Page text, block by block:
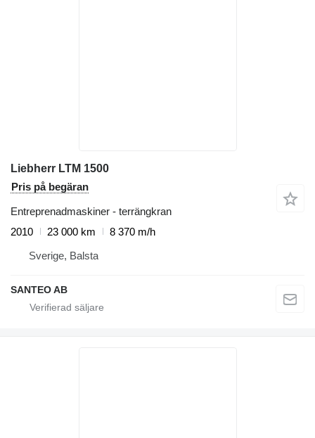
Liebherr LTM 1500
Pris på begäran
Entreprenadmaskiner - terrängkran
2010
23 000 km
8 370 m/h
Sverige, Balsta
SANTEO AB